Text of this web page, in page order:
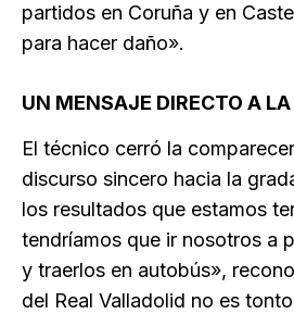
partidos en Coruña y en
para hacer daño».
UN MENSAJE DIRECTO A
El técnico cerró la
discurso sincero hacia la
los resultados que estamos
tendríamos que ir nosotros a
y traerlos en autobús»,
del Real Valladolid no es